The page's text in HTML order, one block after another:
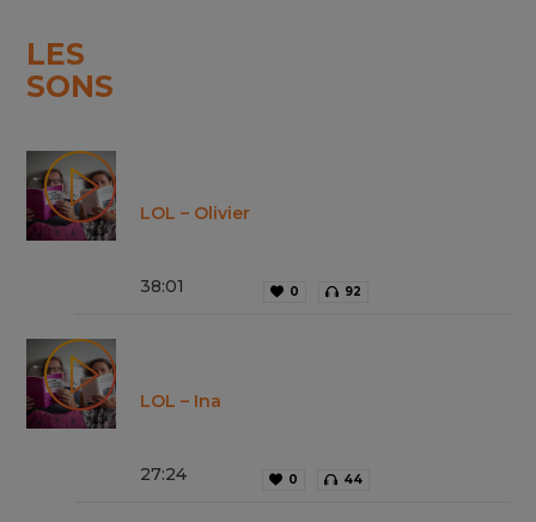
LES
SONS
LOL – Olivier
38:01 0 92
LOL – Ina
27:24 0 44